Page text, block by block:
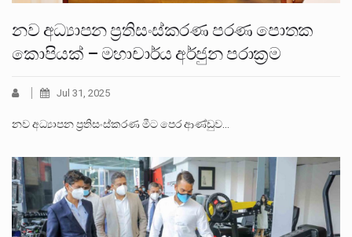
නව අධ්‍යාපන ප්‍රතිසංස්කරණ පරණ පොතක
කොපියක් – මහාචාර්ය අර්ජුන පරාක්‍රම
Jul 31, 2025
නව අධ්‍යාපන ප්‍රතිසංස්කරණ මීට පෙර ආණ්ඩුව…